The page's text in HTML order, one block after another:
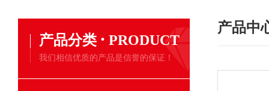
产品分类 · PRODUCT
我们相信优质的产品是信誉的保证！
产品中